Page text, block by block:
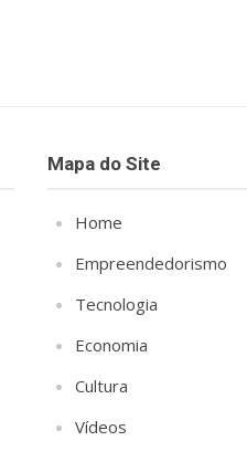
Mapa do Site
Home
Empreendedorismo
Tecnologia
Economia
Cultura
Vídeos